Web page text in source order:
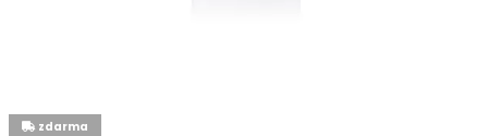
zdarma